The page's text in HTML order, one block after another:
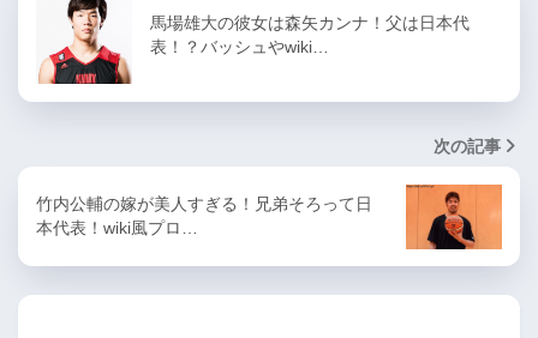
馬場雄大の彼女は森矢カンナ！父は日本代
表！？バッシュやwiki…
次の記事
竹内公輔の嫁が美人すぎる！兄弟そろって日
本代表！wiki風プロ…